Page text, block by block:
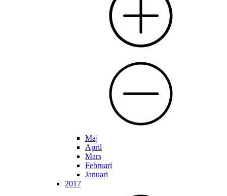
Maj
April
Mars
Februari
Januari
2017